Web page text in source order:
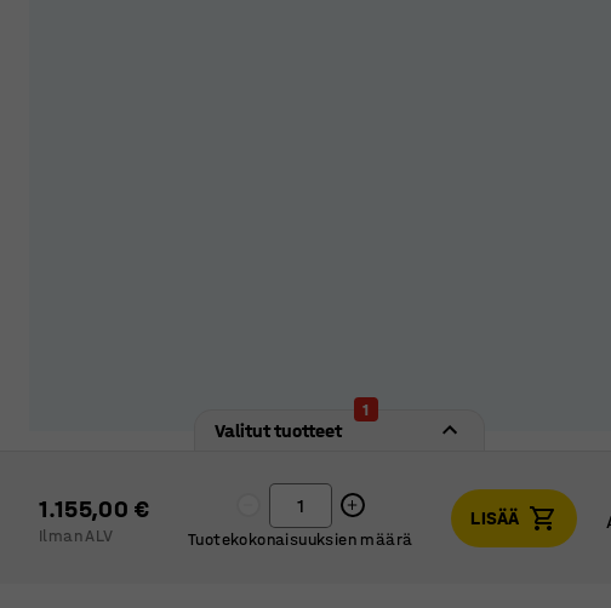
Valitut tuotteet
1
1.155,00 €
Ilman ALV Tuotekokonaisuuksien määrä
LISÄÄ